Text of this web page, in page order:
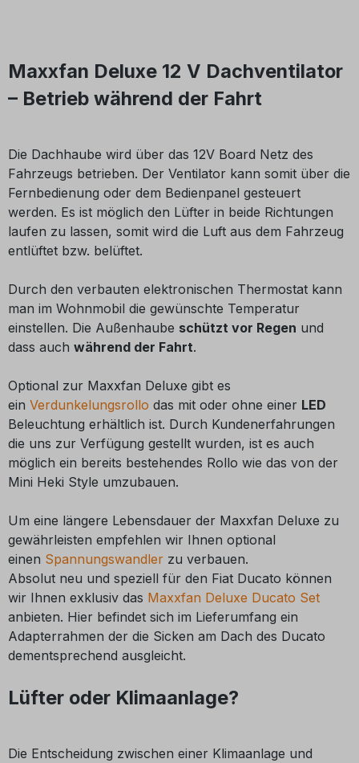
Maxxfan Deluxe 12 V Dachventilator
– Betrieb während der Fahrt
Die Dachhaube wird über das 12V Board Netz des
Fahrzeugs betrieben. Der Ventilator kann somit über die
Fernbedienung oder dem Bedienpanel gesteuert
werden. Es ist möglich den Lüfter in beide Richtungen
laufen zu lassen, somit wird die Luft aus dem Fahrzeug
entlüftet bzw. belüftet.
Durch den verbauten elektronischen Thermostat kann
man im Wohnmobil die gewünschte Temperatur
einstellen. Die Außenhaube schützt vor Regen und
dass auch während der Fahrt.
Optional zur Maxxfan Deluxe gibt es
ein Verdunkelungsrollo das mit oder ohne einer LED
Beleuchtung erhältlich ist. Durch Kundenerfahrungen
die uns zur Verfügung gestellt wurden, ist es auch
möglich ein bereits bestehendes Rollo wie das von der
Mini Heki Style umzubauen.
Um eine längere Lebensdauer der Maxxfan Deluxe zu
gewährleisten empfehlen wir Ihnen optional
einen Spannungswandler zu verbauen.
Absolut neu und speziell für den Fiat Ducato können
wir Ihnen exklusiv das Maxxfan Deluxe Ducato Set
anbieten. Hier befindet sich im Lieferumfang ein
Adapterrahmen der die Sicken am Dach des Ducato
dementsprechend ausgleicht.
Lüfter oder Klimaanlage?
Die Entscheidung zwischen einer Klimaanlage und